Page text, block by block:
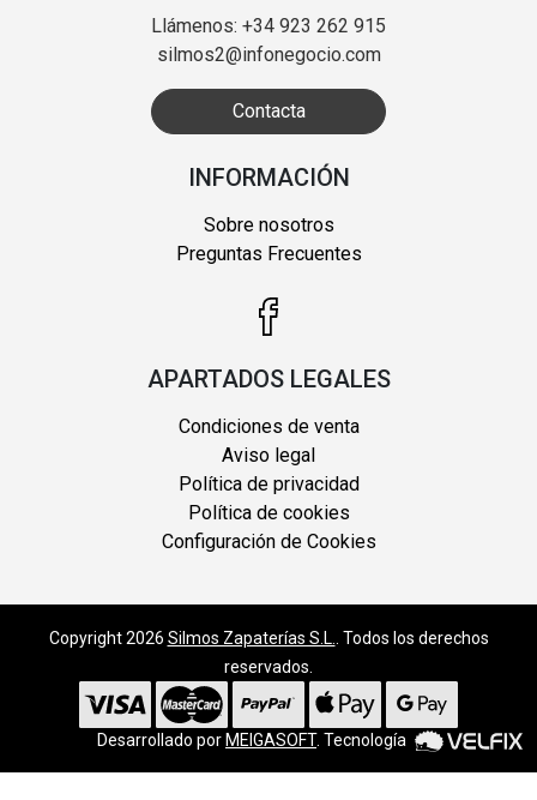
Llámenos: +34 923 262 915
silmos2@infonegocio.com
Contacta
INFORMACIÓN
Sobre nosotros
Preguntas Frecuentes
APARTADOS LEGALES
Condiciones de venta
Aviso legal
Política de privacidad
Política de cookies
Configuración de Cookies
Copyright 2026 Silmos Zapaterías S.L.
. Todos los derechos
reservados.
Desarrollado por MEIGASOFT. Tecnología